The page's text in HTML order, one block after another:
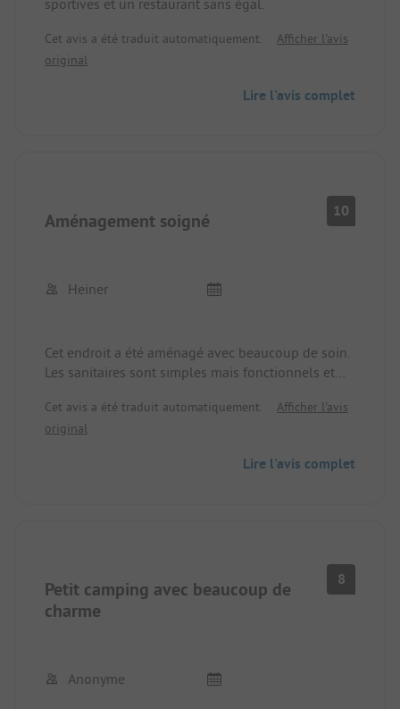
Cet avis a été traduit automatiquement.
Afficher l'avis
original
Lire l'avis complet
Aménagement soigné 10
Heiner
Cet endroit a été aménagé avec beaucoup de soin.
Les sanitaires sont simples mais fonctionnels et
Les parcelles sont assez grandes, l'accès est très
raide. La plage est aussi super.
Cet avis a été traduit automatiquement.
Afficher l'avis
original
Lire l'avis complet
Petit camping avec beaucoup de
charme
8
Anonyme